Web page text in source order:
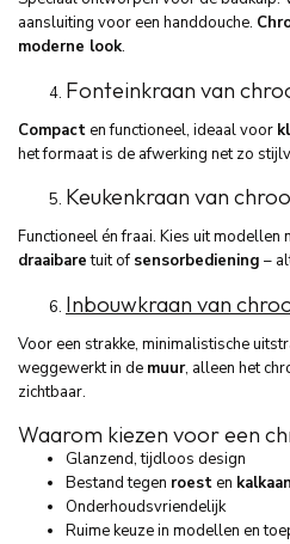
aansluiting voor een handdouche.
moderne look.
Fonteinkraan van
Compacten functioneel, ideaal voor
het formaat is de afwerking net zo
Keukenkraan van
Functioneel én fraai. Kies uit modellen
draaibaretuit of sensorbediening –
Inbouwkraan van
Voor een strakke, minimalistische
weggewerkt in de muur, alleen het
zichtbaar.
Waarom kiezen voor een
Glanzend, tijdloos design
Bestand tegen roesten
Onderhoudsvriendelijk
Ruime keuze in modellen en